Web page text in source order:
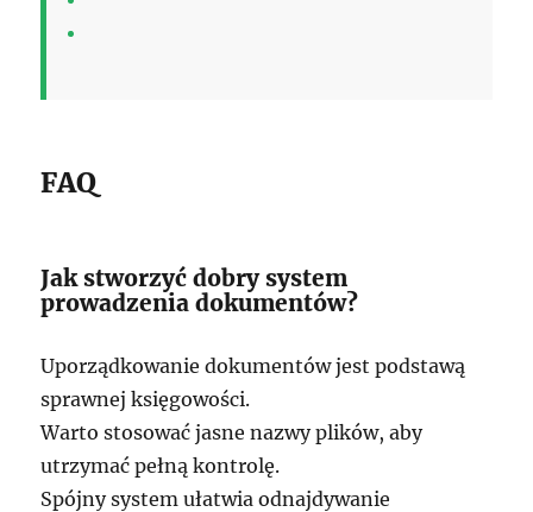
FAQ
Jak stworzyć dobry system
prowadzenia dokumentów?
Uporządkowanie dokumentów jest podstawą
sprawnej księgowości.
Warto stosować jasne nazwy plików, aby
utrzymać pełną kontrolę.
Spójny system ułatwia odnajdywanie